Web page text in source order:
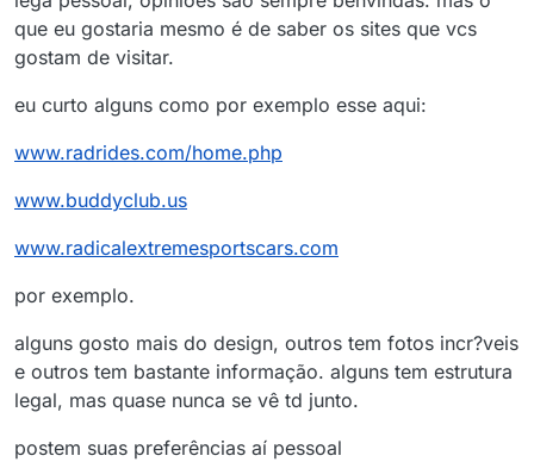
que eu gostaria mesmo é de saber os sites que vcs
gostam de visitar.
eu curto alguns como por exemplo esse aqui:
www.radrides.com/home.php
www.buddyclub.us
www.radicalextremesportscars.com
por exemplo.
alguns gosto mais do design, outros tem fotos incr?veis
e outros tem bastante informação. alguns tem estrutura
legal, mas quase nunca se vê td junto.
postem suas preferências aí pessoal